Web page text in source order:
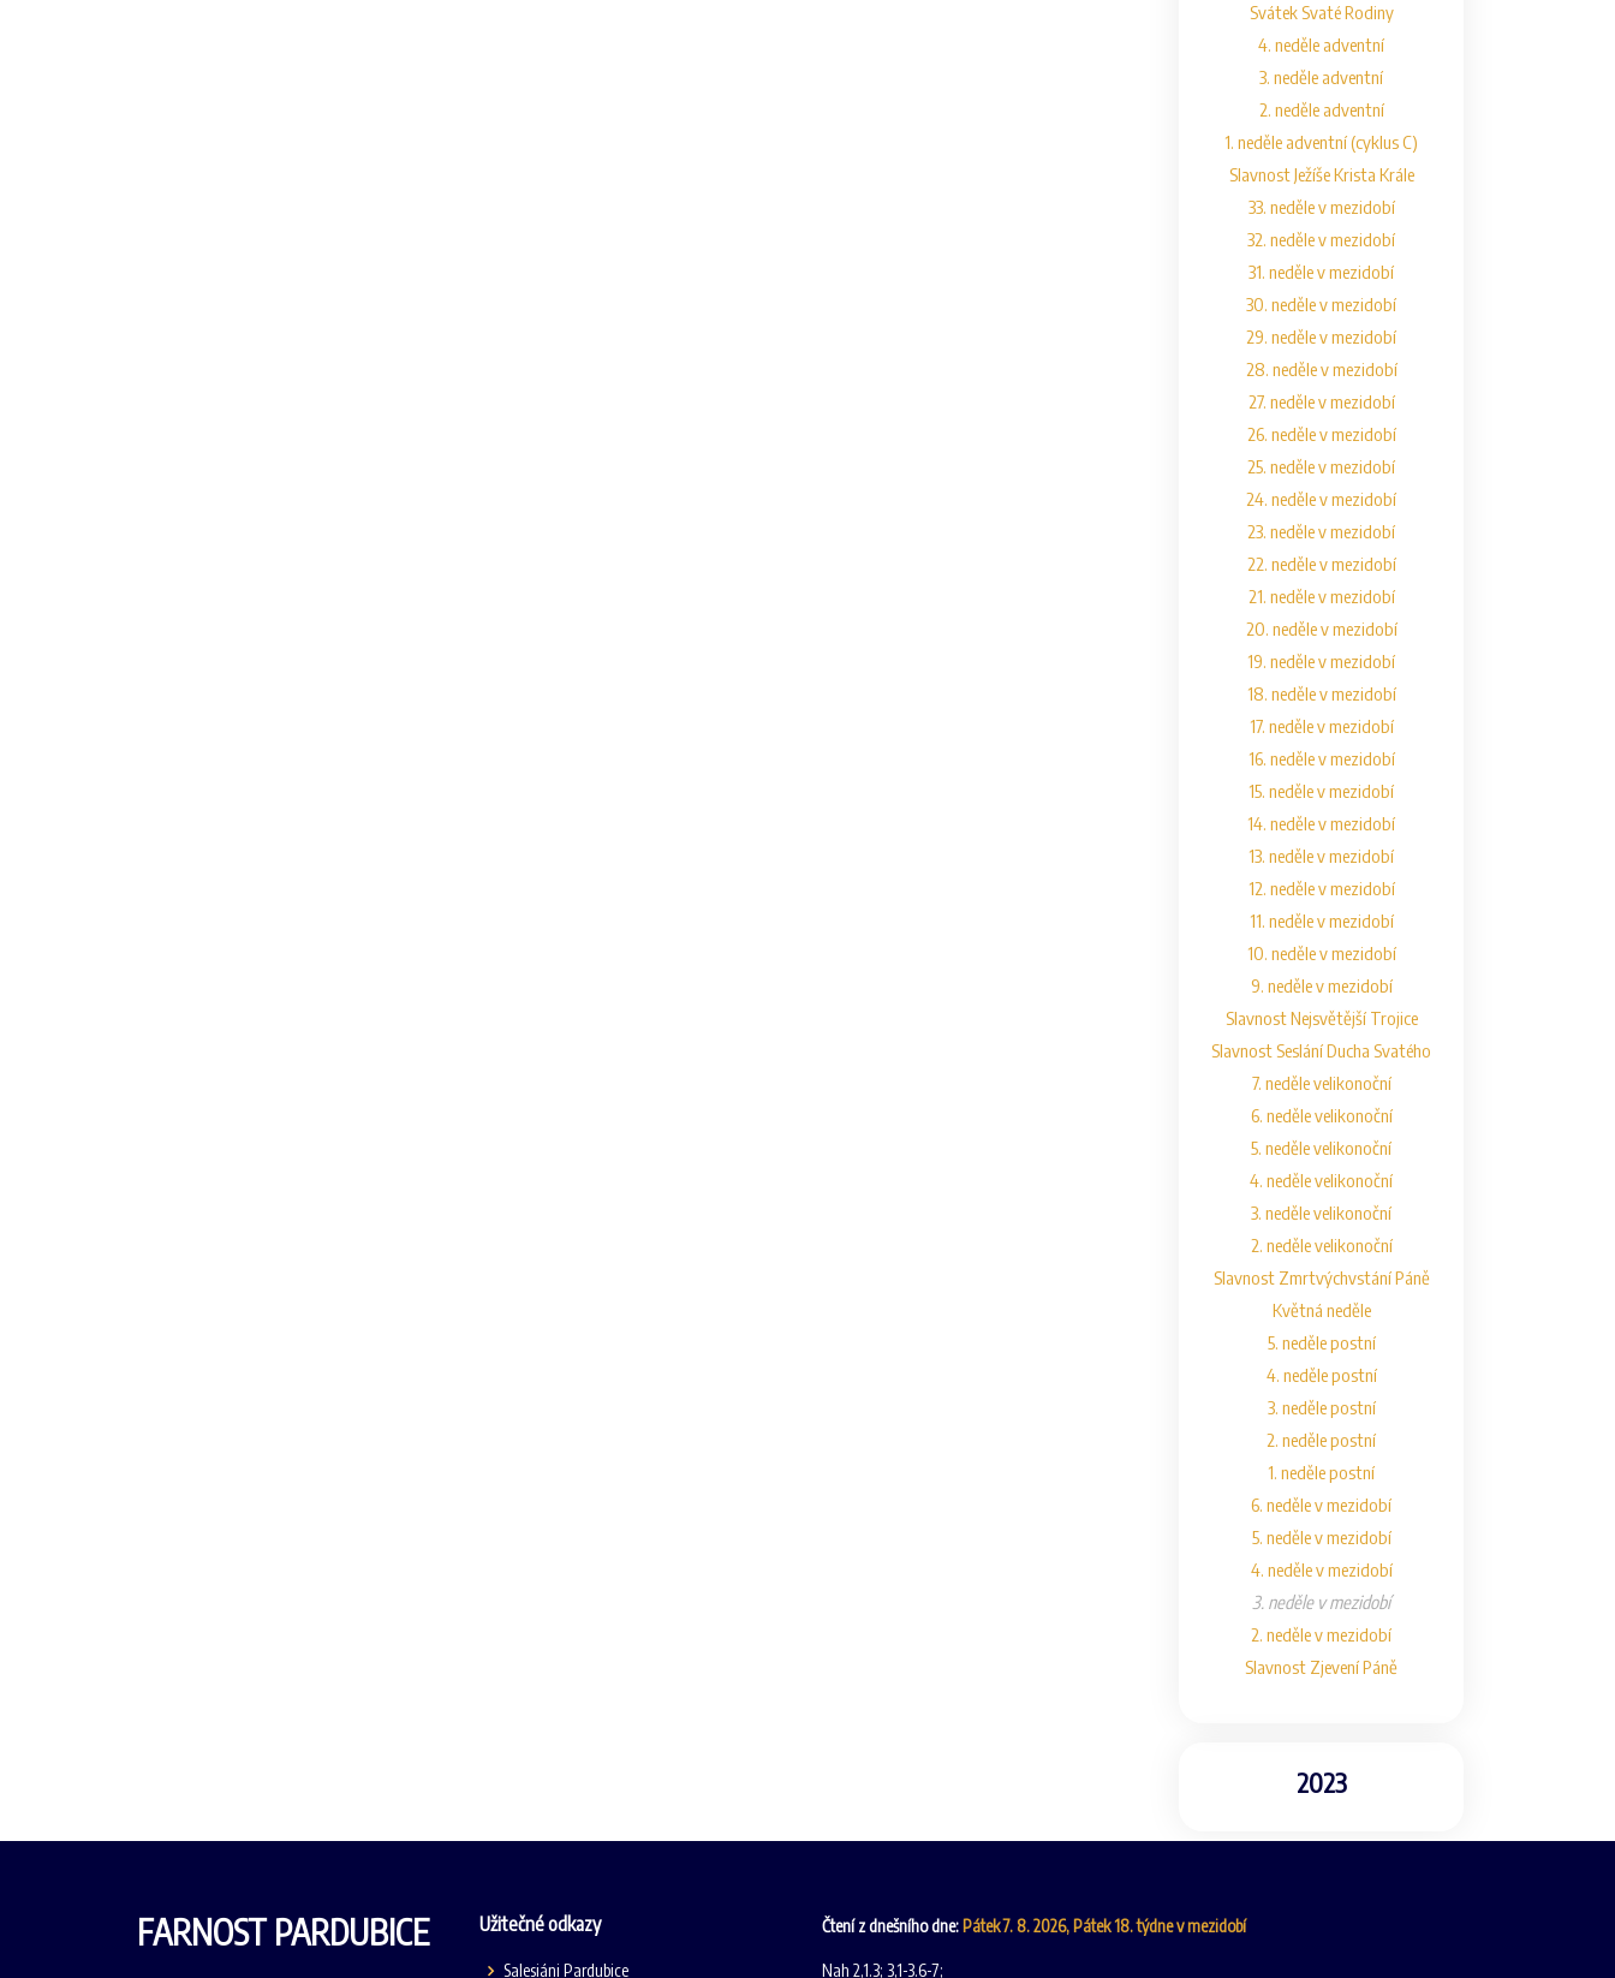
Svátek Svaté Rodiny
4. neděle adventní
3. neděle adventní
2. neděle adventní
1. neděle adventní (cyklus C)
Slavnost Ježíše Krista Krále
33. neděle v mezidobí
32. neděle v mezidobí
31. neděle v mezidobí
30. neděle v mezidobí
29. neděle v mezidobí
28. neděle v mezidobí
27. neděle v mezidobí
26. neděle v mezidobí
25. neděle v mezidobí
24. neděle v mezidobí
23. neděle v mezidobí
22. neděle v mezidobí
21. neděle v mezidobí
20. neděle v mezidobí
19. neděle v mezidobí
18. neděle v mezidobí
17. neděle v mezidobí
16. neděle v mezidobí
15. neděle v mezidobí
14. neděle v mezidobí
13. neděle v mezidobí
12. neděle v mezidobí
11. neděle v mezidobí
10. neděle v mezidobí
9. neděle v mezidobí
Slavnost Nejsvětější Trojice
Slavnost Seslání Ducha Svatého
7. neděle velikonoční
6. neděle velikonoční
5. neděle velikonoční
4. neděle velikonoční
3. neděle velikonoční
2. neděle velikonoční
Slavnost Zmrtvýchvstání Páně
Květná neděle
5. neděle postní
4. neděle postní
3. neděle postní
2. neděle postní
1. neděle postní
6. neděle v mezidobí
5. neděle v mezidobí
4. neděle v mezidobí
3. neděle v mezidobí
2. neděle v mezidobí
Slavnost Zjevení Páně
2023
FARNOST PARDUBICE Užitečné odkazy
Salesiáni Pardubice
Čtení z dnešního dne: Pátek 7. 8. 2026, Pátek 18. týdne v mezidobí
Nah 2,1.3; 3,1-3.6-7;